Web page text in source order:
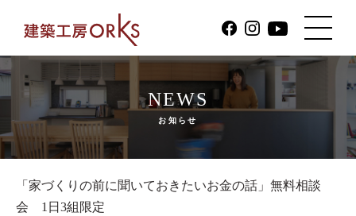
NEWS
お知らせ
「家づくりの前に聞いておきたいお金の話」無料相談
会 1日3組限定